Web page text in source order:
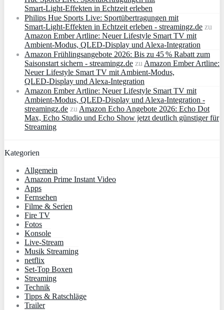
Smart‑Light‑Effekten in Echtzeit erleben
Philips Hue Sports Live: Sportübertragungen mit
Smart‑Light‑Effekten in Echtzeit erleben - streamingz.de zu
Amazon Ember Artline: Neuer Lifestyle Smart TV mit
Ambient‑Modus, QLED‑Display und Alexa‑Integration
Amazon Frühlingsangebote 2026: Bis zu 45 % Rabatt zum
Saisonstart sichern - streamingz.de zu Amazon Ember Artline:
Neuer Lifestyle Smart TV mit Ambient‑Modus,
QLED‑Display und Alexa‑Integration
Amazon Ember Artline: Neuer Lifestyle Smart TV mit
Ambient‑Modus, QLED‑Display und Alexa‑Integration -
streamingz.de zu Amazon Echo Angebote 2026: Echo Dot
Max, Echo Studio und Echo Show jetzt deutlich günstiger für
Streaming
Kategorien
Allgemein
Amazon Prime Instant Video
Apps
Fernsehen
Filme & Serien
Fire TV
Fotos
Konsole
Live-Stream
Musik Streaming
netflix
Set-Top Boxen
Streaming
Technik
Tipps & Ratschläge
Trailer